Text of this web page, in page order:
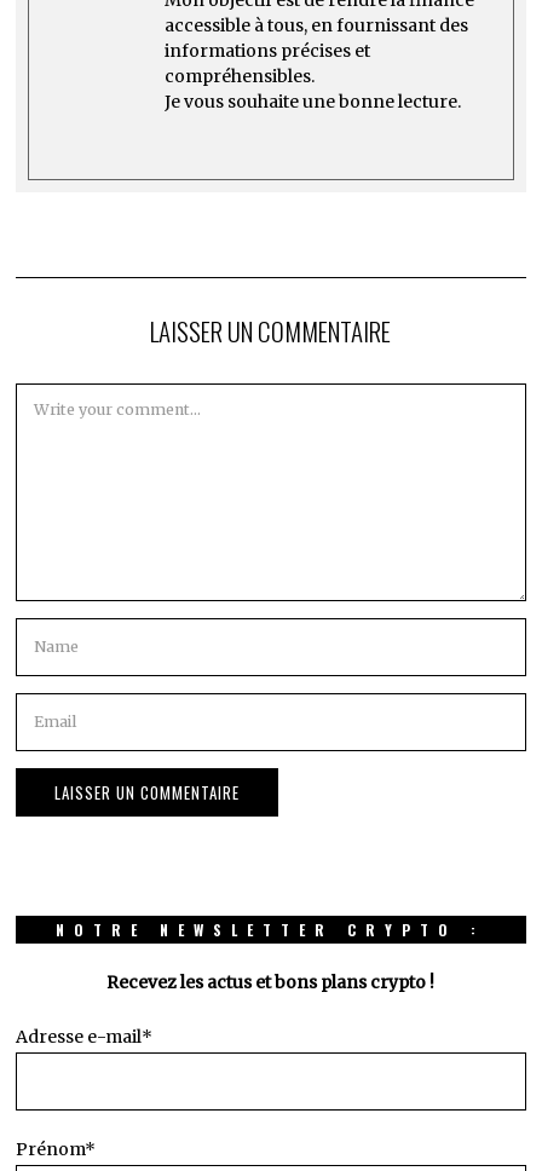
accessible à tous, en fournissant des
informations précises et
compréhensibles.
Je vous souhaite une bonne lecture.
LAISSER UN COMMENTAIRE
NOTRE NEWSLETTER CRYPTO :
Recevez les actus et bons plans crypto !
Adresse e-mail*
Prénom*